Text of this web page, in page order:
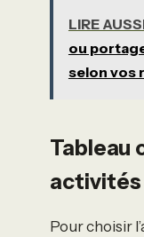
LIRE
ou
selon vos
Tableau
Pour choisir